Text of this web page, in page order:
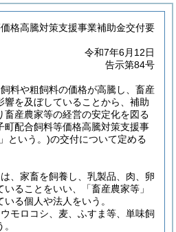
格高騰対策支援事業補助金交付要
令和7年6月12日
告示第84号
料や粗飼料の価格が高騰し、畜産
響を及ぼしていることから、補助
畜産農家等の経営の安定化を図る
町配合飼料等価格高騰対策支援事
という。)の交付について定める
は、家畜を飼養し、乳製品、肉、卵
ることをいい、「畜産農家等」
る個人や法人をいう。
モロコシ、麦、ふすま等、単味飼